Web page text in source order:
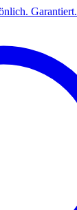
Garantiert.